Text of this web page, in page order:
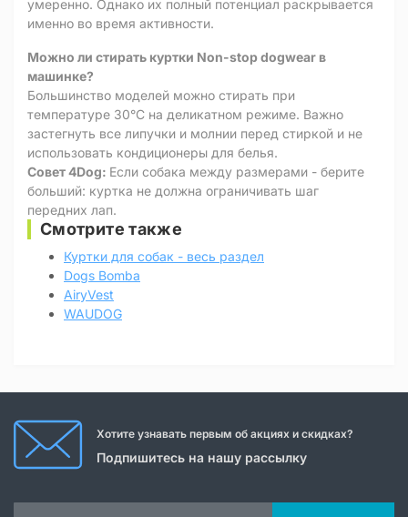
умеренно. Однако их полный потенциал раскрывается
именно во время активности.
Можно ли стирать куртки Non-stop dogwear в
машинке?
Большинство моделей можно стирать при
температуре 30°C на деликатном режиме. Важно
застегнуть все липучки и молнии перед стиркой и не
использовать кондиционеры для белья.
Совет 4Dog: Если собака между размерами - берите
больший: куртка не должна ограничивать шаг
передних лап.
Смотрите также
Куртки для собак - весь раздел
Dogs Bomba
AiryVest
WAUDOG
Хотите узнавать первым об акциях и скидках?
Подпишитесь на нашу рассылку